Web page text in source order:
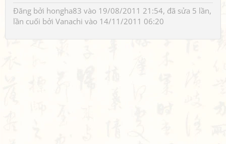
Đăng bởi hongha83 vào 19/08/2011 21:54, đã sửa 5 lần,
lần cuối bởi Vanachi vào 14/11/2011 06:20